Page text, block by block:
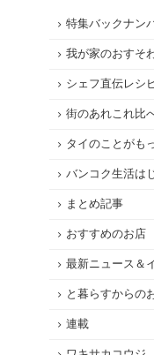
特集バックナン
我が家のおすそ
シェフ直伝レシ
街のあれこれ比
タイのことがも
バンコク生活は
まとめ記事
おすすめのお店
最新ニュース＆
と暮らすからの
連載